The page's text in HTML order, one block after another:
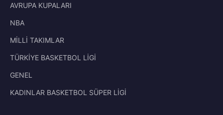
AVRUPA KUPALARI
NBA
MİLLİ TAKIMLAR
TÜRKİYE BASKETBOL LİGİ
GENEL
KADINLAR BASKETBOL SÜPER LİGİ